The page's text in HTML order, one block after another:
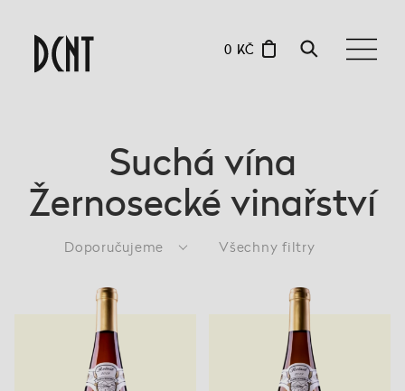
0 KČ
Suchá vína
Žernosecké vinařství
Doporučujeme Všechny filtry